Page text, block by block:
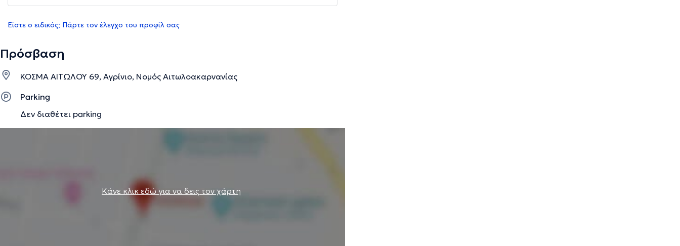
Είστε ο ειδικός; Πάρτε τον έλεγχο του προφίλ σας
Πρόσβαση
ΚΟΣΜΑ ΑΙΤΩΛΟΥ 69, Αγρίνιο, Νομός Αιτωλοακαρνανίας
Parking
Δεν διαθέτει parking
Κάνε κλικ εδώ για να δεις τον χάρτη